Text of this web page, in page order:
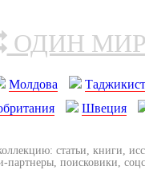
ОДИН МИР
Молдова
Швеция
статьи, книги,
поисковики,